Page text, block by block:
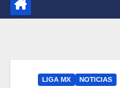
LIGA MX NOTICIAS